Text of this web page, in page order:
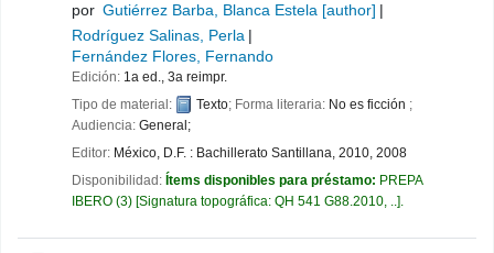
por Gutiérrez Barba, Blanca Estela [author]
Rodríguez Salinas, Perla
Fernández Flores, Fernando
Edición: 1a ed., 3a reimpr.
Tipo de material:
Texto; Forma literaria: No es ficción ;
Audiencia: General;
Editor: México, D.F. : Bachillerato Santillana, 2010, 2008
Disponibilidad: Ítems disponibles para préstamo: PREPA
IBERO (3) Signatura topográfica: QH 541 G88.2010, .. .